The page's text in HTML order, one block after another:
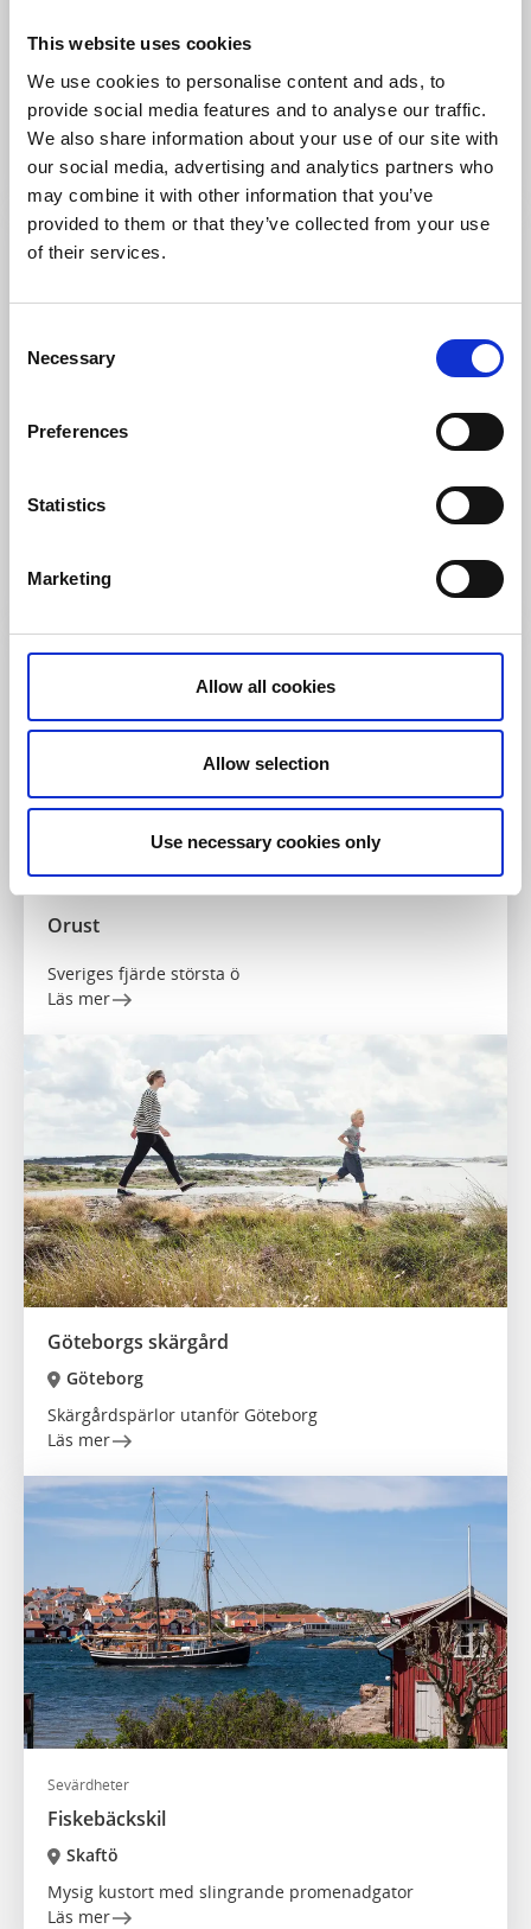
This website uses cookies
We use cookies to personalise content and ads, to
provide social media features and to analyse our traffic.
We also share information about your use of our site with
our social media, advertising and analytics partners who
may combine it with other information that you’ve
provided to them or that they’ve collected from your use
of their services.
Selection
Necessary
Preferences
Statistics
Marketing
Allow all cookies
Allow selection
Use necessary cookies only
Uddevalla
Viken mellan Orust och fastlandet
Läs mer
Uddevalla
Läs mer
Orust
Sveriges fjärde största ö
Läs mer
Göteborgs skärgård
Göteborg
Skärgårdspärlor utanför Göteborg
Läs mer
Sevärdheter
Fiskebäckskil
Skaftö
Mysig kustort med slingrande promenadgator
Läs mer